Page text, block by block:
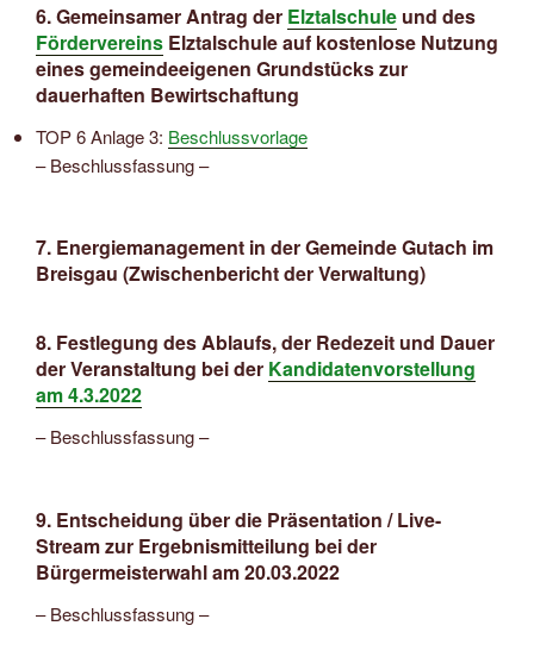
6. Gemeinsamer Antrag der Elztalschule und des
Fördervereins Elztalschule auf kostenlose Nutzung
eines gemeindeeigenen Grundstücks zur
dauerhaften Bewirtschaftung
TOP 6 Anlage 3: Beschlussvorlage
– Beschlussfassung –
7. Energiemanagement in der Gemeinde Gutach im
Breisgau (Zwischenbericht der Verwaltung)
8. Festlegung des Ablaufs, der Redezeit und Dauer
der Veranstaltung bei der Kandidatenvorstellung
am 4.3.2022
– Beschlussfassung –
9. Entscheidung über die Präsentation / Live-
Stream zur Ergebnismitteilung bei der
Bürgermeisterwahl am 20.03.2022
– Beschlussfassung –